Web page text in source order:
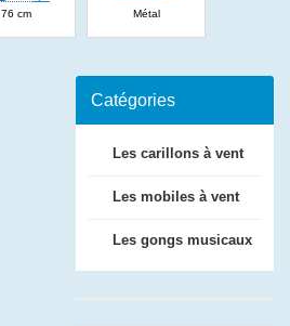
76 cm Métal
Catégories
Les carillons à vent
Les mobiles à vent
Les gongs musicaux